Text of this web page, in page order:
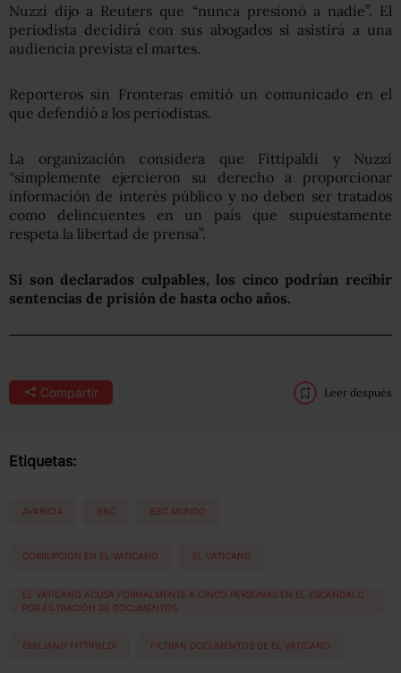
Nuzzi dijo a Reuters que “nunca presionó a nadie”. El
periodista decidirá con sus abogados si asistirá a una
audiencia prevista el martes.
Reporteros sin Fronteras emitió un comunicado en el
que defendió a los periodistas.
La organización considera que Fittipaldi y Nuzzi
“simplemente ejercieron su derecho a proporcionar
información de interés público y no deben ser tratados
como delincuentes en un país que supuestamente
respeta la libertad de prensa”.
Si son declarados culpables, los cinco podrían recibir
sentencias de prisión de hasta ocho años.
Compartir Leer después
Etiquetas:
AVARICIA BBC BBC MUNDO
CORRUPCIÓN EN EL VATICANO EL VATICANO
EL VATICANO ACUSA FORMALMENTE A CINCO PERSONAS EN EL ESCÁNDALO
POR FILTRACIÓN DE DOCUMENTOS
EMILIANO FITTIPALDI FILTRAN DOCUMENTOS DE EL VATICANO